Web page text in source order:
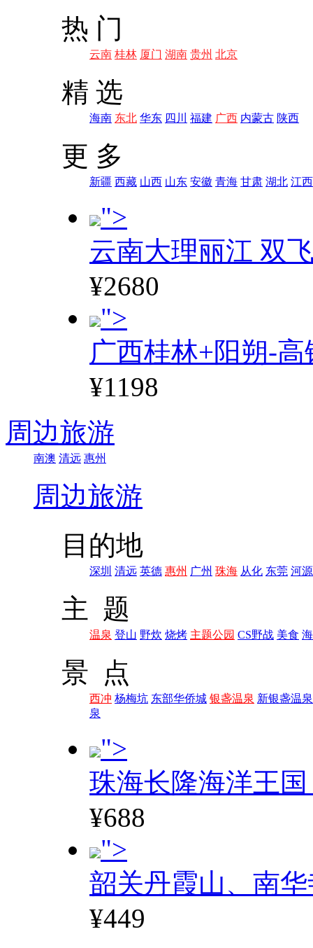
热 门
云南 桂林 厦门 湖南 贵州 北京
精 选
海南 东北 华东 四川 福建 广西 内蒙古 陕西
更 多
新疆 西藏 山西 山东 安徽 青海 甘肃 湖北 江西
">
云南大理丽江 双
¥2680
">
广西桂林+阳朔-高
¥1198
周边旅游
南澳 清远 惠州
周边旅游
目的地
深圳 清远 英德 惠州 广州 珠海 从化 东莞 河源
主 题
温泉 登山 野炊 烧烤 主题公园 CS野战 美食
景 点
西冲 杨梅坑 东部华侨城 银盏温泉 新银盏温泉
泉
">
珠海长隆海洋王
¥688
">
韶关丹霞山、南
¥449